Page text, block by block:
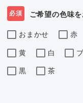
必須 ご希望の色味を
おまかせ 赤
黄 白
黒 茶